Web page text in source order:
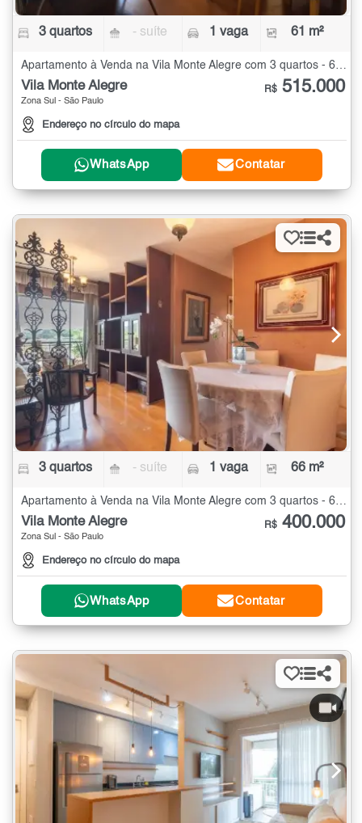
3 quartos - suíte 1 vaga 61 m²
Vila Monte Alegre
Zona Sul - São Paulo
Endereço no círculo do mapa
R$ 515.000
WhatsApp Contatar
3 quartos - suíte 1 vaga 66 m²
Apartamento à Venda na Vila Monte Alegre com 3 quartos - 66 m²
Vila Monte Alegre
Zona Sul - São Paulo
Endereço no círculo do mapa
R$ 400.000
WhatsApp Contatar